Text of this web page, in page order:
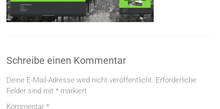
Schreibe einen Kommentar
Deine E-Mail-Adresse wird nicht veröffentlicht. Erforderliche
Felder sind mit* markiert
Kommentar*